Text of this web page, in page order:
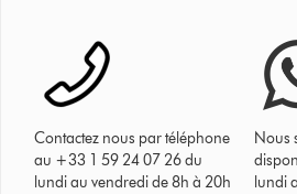
Contactez nous par téléphone
au +33 1 59 24 07 26 du
lundi au vendredi de 8h à 20h
Nous
lundi